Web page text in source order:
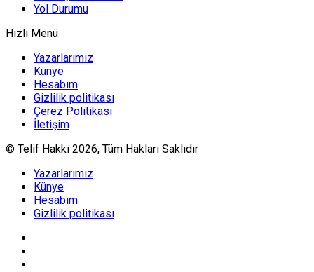
Yol Durumu
Hızlı Menü
Yazarlarımız
Künye
Hesabım
Gizlilik politikası
Çerez Politikası
İletişim
© Telif Hakkı 2026, Tüm Hakları Saklıdır
Yazarlarımız
Künye
Hesabım
Gizlilik politikası